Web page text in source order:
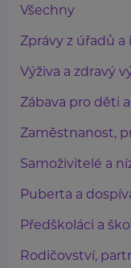
Všechny
Zprávy z úřadů
Výživa a zdravý
Zábava pro děti
Zaměstnanost,
Samoživitelé a
Puberta a
Předškoláci a
Rodičovství,